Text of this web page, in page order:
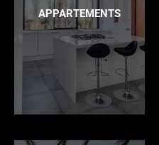
APPARTEMENTS